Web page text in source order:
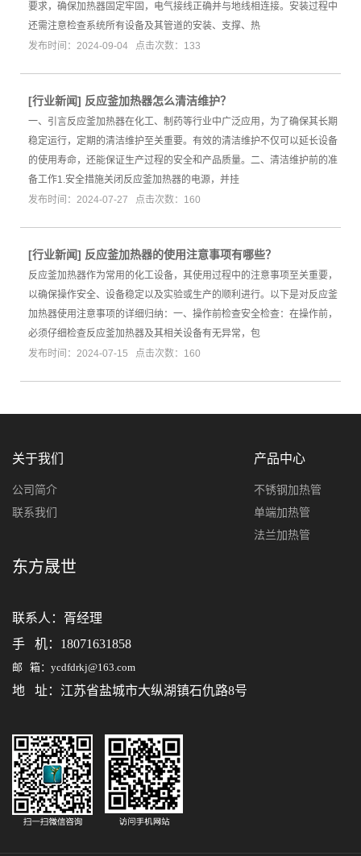
要求，确保加热器固定牢固，电气接线正确并与地线相连接。安装过程中
还需注意检查系统所有设备及其管道的安装、支撑、热
发布时间：2024-09-04 点击次数：133
[行业新闻] 反应釜加热器怎么清洁维护？
一、引言反应釜加热器在化工、制药等行业中广泛应用，为了确保其长期
稳定运行，定期的清洁维护至关重要。有效的清洁维护不仅可以延长设备
的使用寿命，还能保证生产过程的安全和产品质量。二、清洁维护前的准
备工作1.安全措施关闭反应釜加热器的电源，并挂
发布时间：2024-07-27 点击次数：160
[行业新闻] 反应釜加热器的使用注意事项有哪些？
反应釜加热器作为常用的化工设备，其使用过程中的注意事项至关重要，
以确保操作安全、设备稳定以及实验或生产的顺利进行。以下是对反应釜
加热器使用注意事项的详细归纳：一、操作前检查安全检查：在操作前，
必须仔细检查反应釜加热器及其相关设备有无异常，包
发布时间：2024-07-15 点击次数：160
关于我们
公司简介
联系我们
产品中心
不锈钢加热管
单端加热管
法兰加热管
东方晟世
联系人： 胥经理
手 机：18071631858
邮 箱：ycdfdrkj@163.com
地 址：江苏省盐城市大纵湖镇石仇路8号